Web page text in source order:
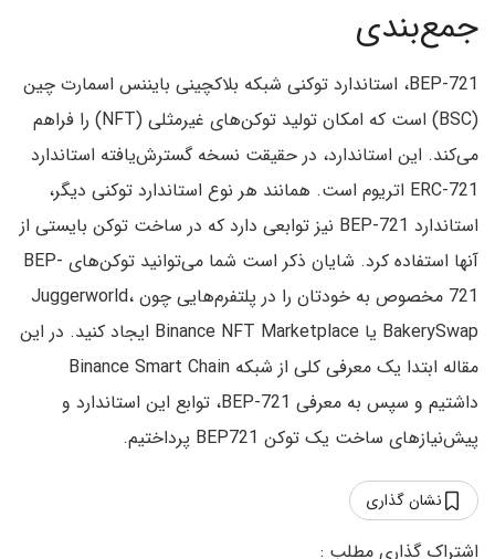
جمع‌بندی
BEP-721، استاندارد توکنی شبکه بلاکچینی بایننس اسمارت چین
(BSC) است که امکان تولید توکن‌های غیرمثلی (NFT) را فراهم
می‌کند. این استاندارد، در حقیقت نسخه گسترش‌یافته استاندارد
ERC-721 اتریوم است. همانند هر نوع استاندارد توکنی دیگر،
استاندارد BEP-721 نیز توابعی دارد که در ساخت توکن بایستی از
آنها استفاده کرد. شایان ذکر است شما می‌توانید توکن‌های BEP-
721 مخصوص به خودتان را در پلتفرم‌هایی چون Juggerworld،
BakerySwap یا Binance NFT Marketplace ایجاد کنید. در این
مقاله ابتدا یک معرفی کلی از شبکه Binance Smart Chain
داشتیم و سپس به معرفی BEP-721، توابع این استاندارد و
پیش‌نیازهای ساخت یک توکن BEP721 پرداختیم.
نشان گذاری